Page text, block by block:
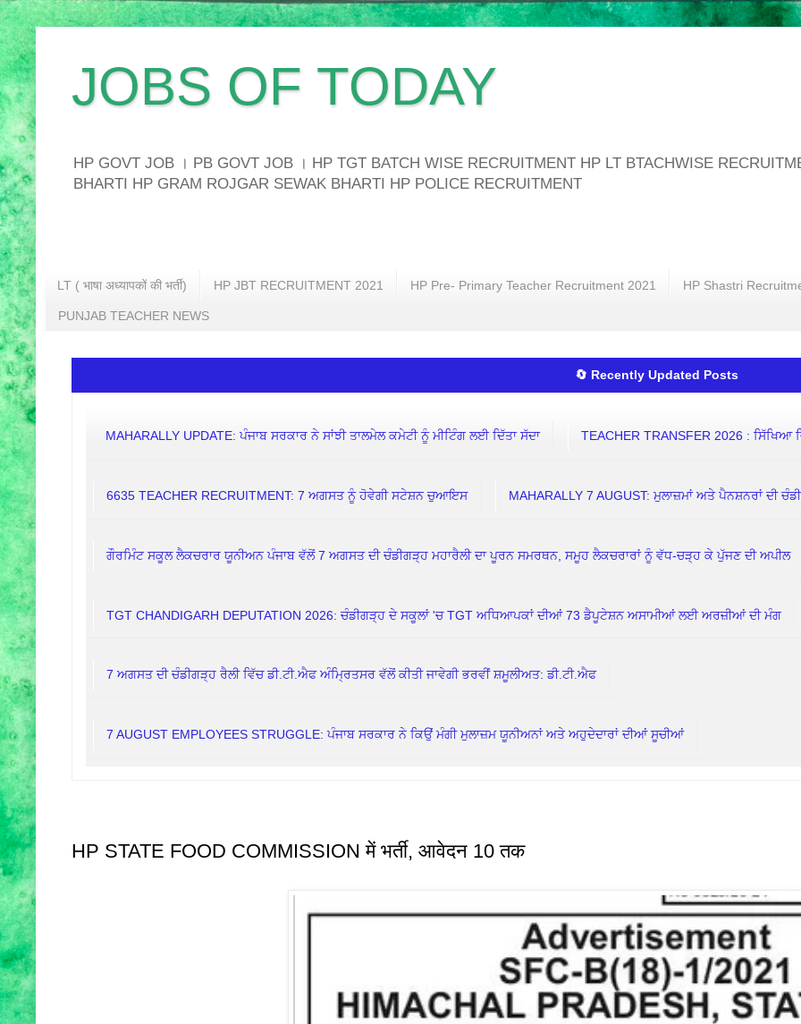
JOBS OF TODAY
HP GOVT JOB । PB GOVT JOB । HP TGT BATCH WISE RECRUITMENT HP LT BTACHWISE
BHARTI HP GRAM ROJGAR SEWAK BHARTI HP POLICE RECRUITMENT
LT ( भाषा अध्यापकों की भर्ती) HP JBT RECRUITMENT 2021 HP Pre- Primary Teacher Recruitment 2021 HP Shastri
PUNJAB TEACHER NEWS
🔄 Recently Updated Posts
MAHARALLY UPDATE: ਪੰਜਾਬ ਸਰਕਾਰ ਨੇ ਸਾਂਝੀ ਤਾਲਮੇਲ ਕਮੇਟੀ ਨੂੰ ਮੀਟਿੰਗ ਲਈ ਦਿੱਤਾ ਸੱਦਾ TEACHER TRANSFER 2026 : ਸਿੱਖਿਆ
6635 TEACHER RECRUITMENT: 7 ਅਗਸਤ ਨੂੰ ਹੋਵੇਗੀ ਸਟੇਸ਼ਨ ਚੁਆਇਸ MAHARALLY 7 AUGUST: ਮੁਲਾਜ਼ਮਾਂ ਅਤੇ ਪੈਨਸ਼ਨਰਾਂ ਦੀ
ਗੌਰਮਿੰਟ ਸਕੂਲ ਲੈਕਚਰਾਰ ਯੂਨੀਅਨ ਪੰਜਾਬ ਵੱਲੋਂ 7 ਅਗਸਤ ਦੀ ਚੰਡੀਗੜ੍ਹ ਮਹਾਰੈਲੀ ਦਾ ਪੂਰਨ ਸਮਰਥਨ, ਸਮੂਹ ਲੈਕਚਰਾਰਾਂ ਨੂੰ ਵੱਧ-ਚੜ੍ਹ ਕੇ ਪੁੱਜਣ ਦੀ ਅਪੀਲ
TGT CHANDIGARH DEPUTATION 2026: ਚੰਡੀਗੜ੍ਹ ਦੇ ਸਕੂਲਾਂ 'ਚ TGT ਅਧਿਆਪਕਾਂ ਦੀਆਂ 73 ਡੈਪੂਟੇਸ਼ਨ ਅਸਾਮੀਆਂ ਲਈ ਅਰਜ਼ੀਆਂ ਦੀ ਮੰਗ
7 ਅਗਸਤ ਦੀ ਚੰਡੀਗੜ੍ਹ ਰੈਲੀ ਵਿੱਚ ਡੀ.ਟੀ.ਐਫ ਅੰਮ੍ਰਿਤਸਰ ਵੱਲੋਂ ਕੀਤੀ ਜਾਵੇਗੀ ਭਰਵੀਂ ਸ਼ਮੂਲੀਅਤ: ਡੀ.ਟੀ.ਐਫ
7 AUGUST EMPLOYEES STRUGGLE: ਪੰਜਾਬ ਸਰਕਾਰ ਨੇ ਕਿਉਂ ਮੰਗੀ ਮੁਲਾਜ਼ਮ ਯੂਨੀਅਨਾਂ ਅਤੇ ਅਹੁਦੇਦਾਰਾਂ ਦੀਆਂ ਸੂਚੀਆਂ
HP STATE FOOD COMMISSION में भर्ती, आवेदन 10 तक